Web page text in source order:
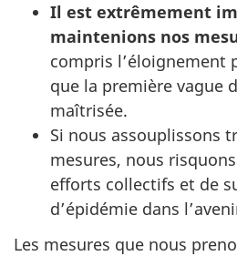
Il est extrêmement
maintenions nos
compris l’éloignement
que la première vague
maîtrisée.
Si nous assouplissons
mesures, nous
efforts collectifs et de
d’épidémie dans
Les mesures que nous